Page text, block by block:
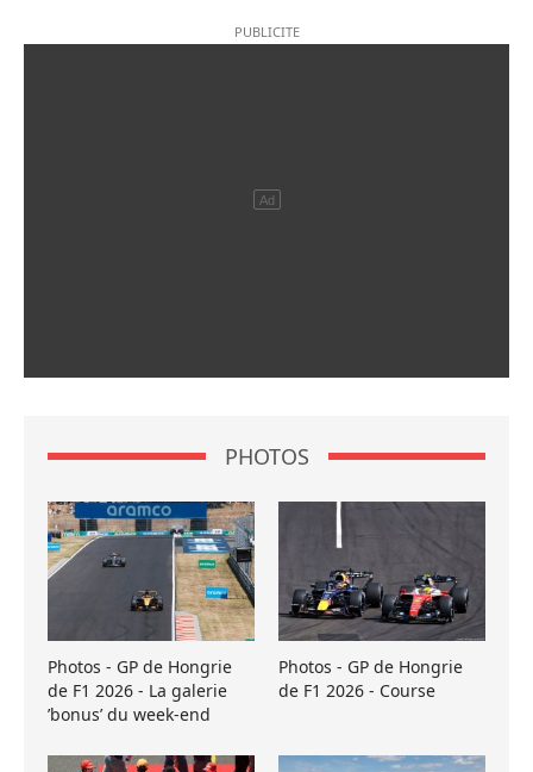
PHOTOS
Photos - GP de Hongrie
de F1 2026 - La galerie
’bonus’ du week-end
Photos - GP de Hongrie
de F1 2026 - Course